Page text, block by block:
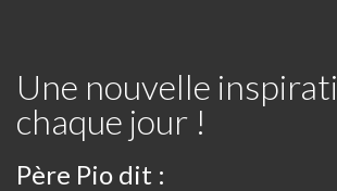
Une nouvelle
chaque jour !
Père Pio dit :